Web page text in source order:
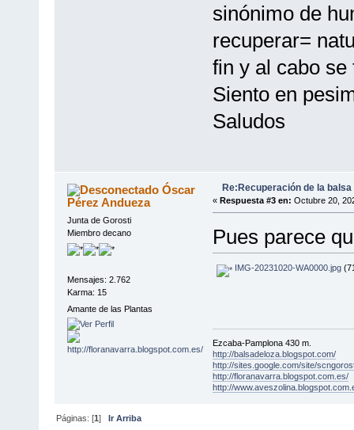
sinónimo de
recuperar=
fin y al cabo
Siento en
Saludos
Óscar
Pérez Andueza
Junta de Gorosti
Miembro decano
Mensajes: 2.762
Karma: 15
Amante de las Plantas
Re:Recuperación de la balsa
« Respuesta #3 en: Octubre 20,
Pues parece
IMG-20231020-WA0000.jpg
Ezcaba-Pamplona 430 m.
http://balsadeloza.blogspot.com/
http://sites.google.com/site/
http://floranavarra.blogspot.com.es/
http://
Páginas: [1]Ir Arriba